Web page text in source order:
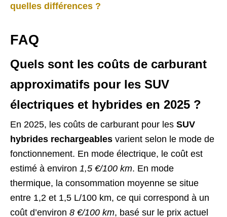
quelles différences ?
FAQ
Quels sont les coûts de carburant
approximatifs pour les SUV
électriques et hybrides en 2025 ?
En 2025, les coûts de carburant pour les SUV
hybrides rechargeables varient selon le mode de
fonctionnement. En mode électrique, le coût est
estimé à environ 1,5 €/100 km. En mode
thermique, la consommation moyenne se situe
entre 1,2 et 1,5 L/100 km, ce qui correspond à un
coût d’environ 8 €/100 km, basé sur le prix actuel